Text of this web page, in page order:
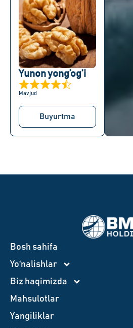
Yunon yong’og’i
Mavjud
Buyurtma
Bosh sahifa
Yo‘nalishlar
Biz haqimizda
Mahsulotlar
Yangiliklar